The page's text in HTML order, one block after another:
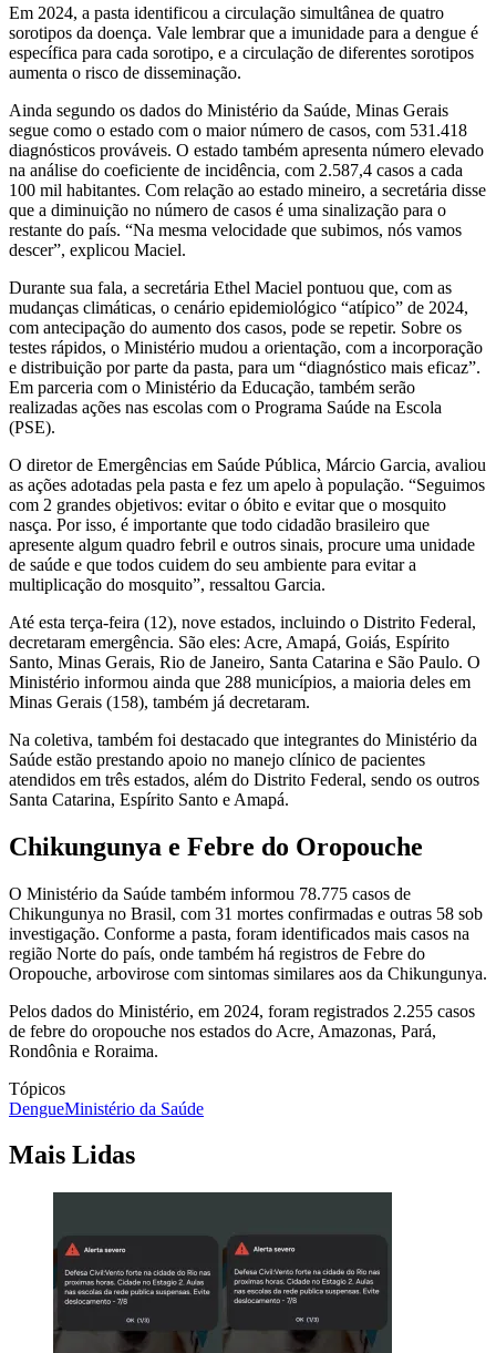
Em 2024, a pasta identificou a circulação simultânea de quatro
sorotipos da doença. Vale lembrar que a imunidade para a dengue é
específica para cada sorotipo, e a circulação de diferentes sorotipos
aumenta o risco de disseminação.
Ainda segundo os dados do Ministério da Saúde, Minas Gerais
segue como o estado com o maior número de casos, com 531.418
diagnósticos prováveis. O estado também apresenta número elevado
na análise do coeficiente de incidência, com 2.587,4 casos a cada
100 mil habitantes. Com relação ao estado mineiro, a secretária disse
que a diminuição no número de casos é uma sinalização para o
restante do país. “Na mesma velocidade que subimos, nós vamos
descer”, explicou Maciel.
Durante sua fala, a secretária Ethel Maciel pontuou que, com as
mudanças climáticas, o cenário epidemiológico “atípico” de 2024,
com antecipação do aumento dos casos, pode se repetir. Sobre os
testes rápidos, o Ministério mudou a orientação, com a incorporação
e distribuição por parte da pasta, para um “diagnóstico mais eficaz”.
Em parceria com o Ministério da Educação, também serão
realizadas ações nas escolas com o Programa Saúde na Escola
(PSE).
O diretor de Emergências em Saúde Pública, Márcio Garcia, avaliou
as ações adotadas pela pasta e fez um apelo à população. “Seguimos
com 2 grandes objetivos: evitar o óbito e evitar que o mosquito
nasça. Por isso, é importante que todo cidadão brasileiro que
apresente algum quadro febril e outros sinais, procure uma unidade
de saúde e que todos cuidem do seu ambiente para evitar a
multiplicação do mosquito”, ressaltou Garcia.
Até esta terça-feira (12), nove estados, incluindo o Distrito Federal,
decretaram emergência. São eles: Acre, Amapá, Goiás, Espírito
Santo, Minas Gerais, Rio de Janeiro, Santa Catarina e São Paulo. O
Ministério informou ainda que 288 municípios, a maioria deles em
Minas Gerais (158), também já decretaram.
Na coletiva, também foi destacado que integrantes do Ministério da
Saúde estão prestando apoio no manejo clínico de pacientes
atendidos em três estados, além do Distrito Federal, sendo os outros
Santa Catarina, Espírito Santo e Amapá.
Chikungunya e Febre do Oropouche
O Ministério da Saúde também informou 78.775 casos de
Chikungunya no Brasil, com 31 mortes confirmadas e outras 58 sob
investigação. Conforme a pasta, foram identificados mais casos na
região Norte do país, onde também há registros de Febre do
Oropouche, arbovirose com sintomas similares aos da Chikungunya.
Pelos dados do Ministério, em 2024, foram registrados 2.255 casos
de febre do oropouche nos estados do Acre, Amazonas, Pará,
Rondônia e Roraima.
Tópicos
DengueMinistério da Saúde
Mais Lidas